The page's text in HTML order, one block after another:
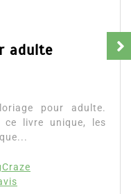
adulte
pour adulte.
ce livre unique, les